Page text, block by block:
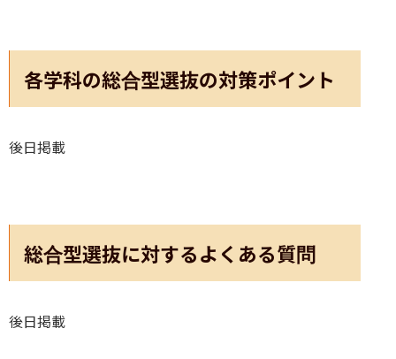
各学科の総合型選抜の対策ポイント
後日掲載
総合型選抜に対するよくある質問
後日掲載